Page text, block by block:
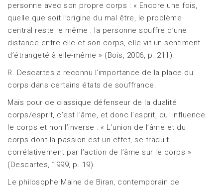
personne avec son propre corps : « Encore une fois,
quelle que soit l’origine du mal être, le problème
central reste le même : la personne souffre d’une
distance entre elle et son corps, elle vit un sentiment
d’étrangeté à elle-même » (Bois, 2006, p. 211).
R. Descartes a reconnu l’importance de la place du
corps dans certains états de souffrance.
Mais pour ce classique défenseur de la dualité
corps/esprit, c’est l’âme, et donc l’esprit, qui influence
le corps et non l’inverse : « L’union de l’âme et du
corps dont la passion est un effet, se traduit
corrélativement par l’action de l’âme sur le corps »
(Descartes, 1999, p. 19).
Le philosophe Maine de Biran, contemporain de